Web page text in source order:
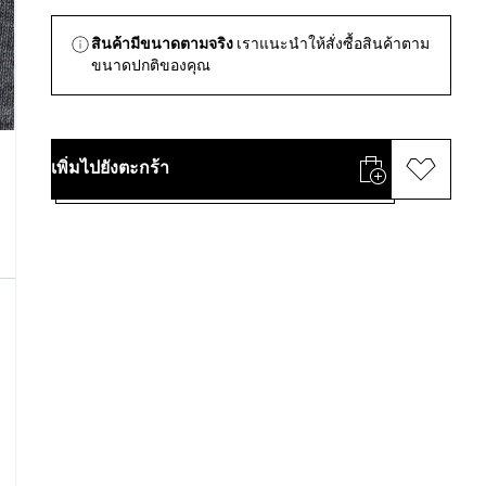
สินค้ามีขนาดตามจริง เราแนะนำให้สั่งซื้อสินค้าตาม
ขนาดปกติของคุณ
เพิ่มไปยังตะกร้า